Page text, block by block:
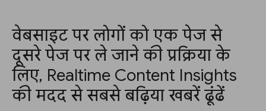
वेबसाइट पर लोगों को एक पेज से
दूसरे पेज पर ले जाने की प्रक्रिया के
लिए, Realtime Content Insights
की मदद से सबसे बढ़िया खबरें ढूंढें